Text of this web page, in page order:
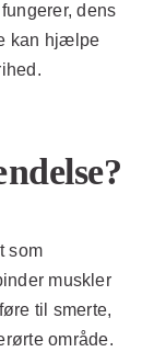
dens
kan hjælpe
som
muskler
til smerte,
område.